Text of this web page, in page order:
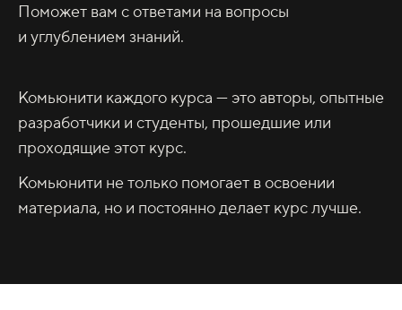
Поможет вам с ответами на вопросы
и углублением знаний.
Комьюнити каждого курса — это авторы, опытные
разработчики и студенты, прошедшие или
проходящие этот курс.
Комьюнити не только помогает в освоении
материала, но и постоянно делает курс лучше.